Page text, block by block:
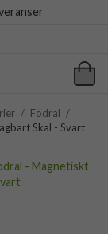
/ Fodral /
Skal - Svart